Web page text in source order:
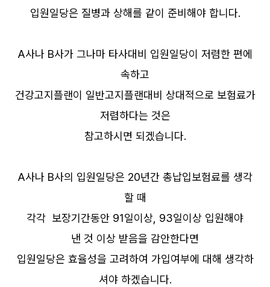
입원일당은 질병과 상해를 같이 준비해야 합니다.
A사나 B사가 그나마 타사대비 입원일당이 저렴한 편에
속하고
건강고지플랜이 일반고지플랜대비 상대적으로 보험료가
저렴하다는 것은
참고하시면 되겠습니다.
A사나 B사의 입원일당은 20년간 총납입보험료를 생각
할 때
각각 보장기간동안 91일이상, 93일이상 입원해야
낸 것 이상 받음을 감안한다면
입원일당은 효율성을 고려하여 가입여부에 대해 생각하
셔야 하겠습니다.